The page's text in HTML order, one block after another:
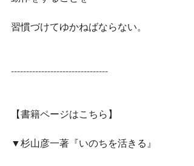
習慣づけてゆかねばならない。
--------------------------------
【書籍ページはこちら】
▼杉山彦一著『いのちを活きる』